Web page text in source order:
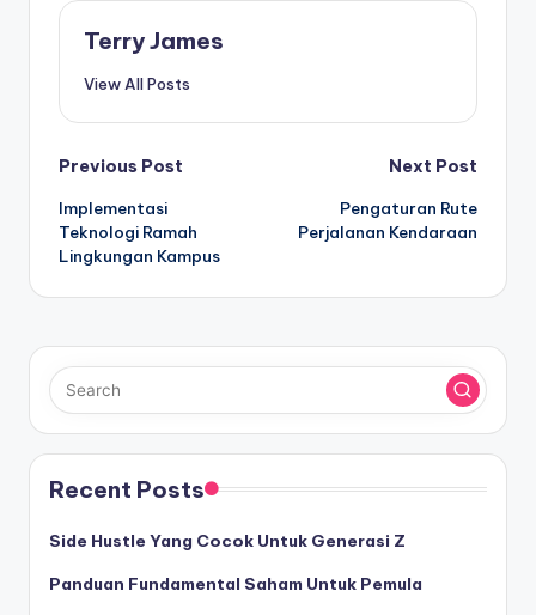
Terry James
View All Posts
Post
navigation
Previous Post
Implementasi
Teknologi Ramah
Lingkungan Kampus
Next Post
Pengaturan Rute
Perjalanan Kendaraan
Recent Posts
Side Hustle Yang Cocok Untuk Generasi Z
Panduan Fundamental Saham Untuk Pemula